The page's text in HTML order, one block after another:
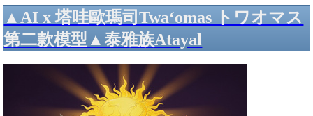
▲AI x 塔哇歐瑪司Twa‘omas トワオマス
第二款模型▲泰雅族Atayal